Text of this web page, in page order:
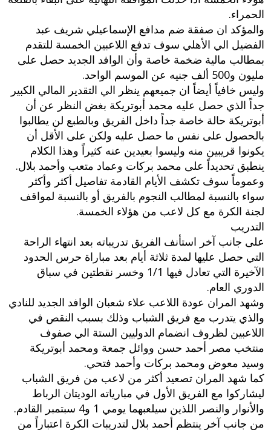
الحمراء.
والمؤكد ان صفقة ضم مدافع الإسماعيلي شريف عبد
الفضيل الي الأهلي سوف تدفع اللاعبين الخمسة للتقدم
بمطالب مالية ضخمة خاصة وأن الوافد الجديد حصل على
مليون و500 ألف جنيه عن الموسم الواحد.
وليس خافياً أيضاً ان جميعهم ينظر الي التقدير المالي الكبير
جداً الذي حصل عليه محمد أبوتريكة بغض النظر عن أن
أبوتريكة حالة خاصة جداً داخل الفريق وبالطبع لن يطالبوا
بالحصول على نفس ما حصل عليه ولكن على الأقل أن
يكونوا قريبين منه وليسوا بعيدين عنه كثيراً وهذا الكلام
ينطبق تحديداً على محمد بركات وعماد متعب وأحمد بلال.
وعموماً سوف تكشف الأيام القادمة تفاصيل أكثر وأكثر
سواء بالنسبة لمطالب النجوم بالفريق أو بالنسبة لمواقف
لجنة الكرة مع كل لاعب من هؤلاء الخمسة.
التدريب
على جانب آخر استأنف الفريق تدريباته بعد انتهاء الراحة
التي حصل عليها لمدة ثلاثة أيام بعد مباراة حرس الحدود
الآخيرة التي تعادل فيها 1/1 وخسر نقطتين في سباق
الدوري العام.
وشهد المران عودة اللاعب علاء شعبان الوافد الجديد للنادي
والذي يتدرب مع فريق الشباب وذلك بسبب النقص في
اللاعبين لظروف انضمام الدوليين الستة الي صفوف
منتخب مصر أحمد حسن ووائل جمعة ومحمد أبوتريكة
وسيد معوض ومحمد بركات وأحمد فتحي.
كما شهد المران تصعيد أكثر من لاعب من فريق الشباب
ليشاركوا مع الفريق الأول في مبارياته الوديتان الرباط
والأنوار والنصر اللذين سيلعبهما يومي 1 و4 سبتمبر القادم.
من جانب آخر ينتظم أحمد بلال لتدريبات الكرة اعتباراً من